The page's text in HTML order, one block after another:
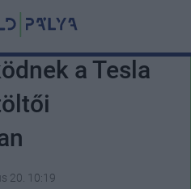
a Tesla
20. 10:19